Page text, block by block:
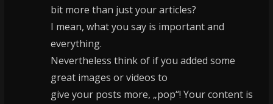
bit more than just your articles?
I mean, what you say is important and
everything.
Nevertheless think of if you added some
great images or videos to
give your posts more, „pop“! Your content is